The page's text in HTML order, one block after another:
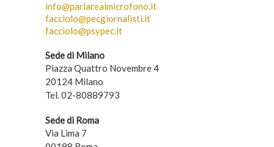
info@parlarealmicrofono.it
facciolo@pecgiornalisti.it
facciolo@psypec.it
Sede di Milano
Piazza Quattro Novembre 4
20124 Milano
Tel. 02-80889793
Sede di Roma
Via Lima 7